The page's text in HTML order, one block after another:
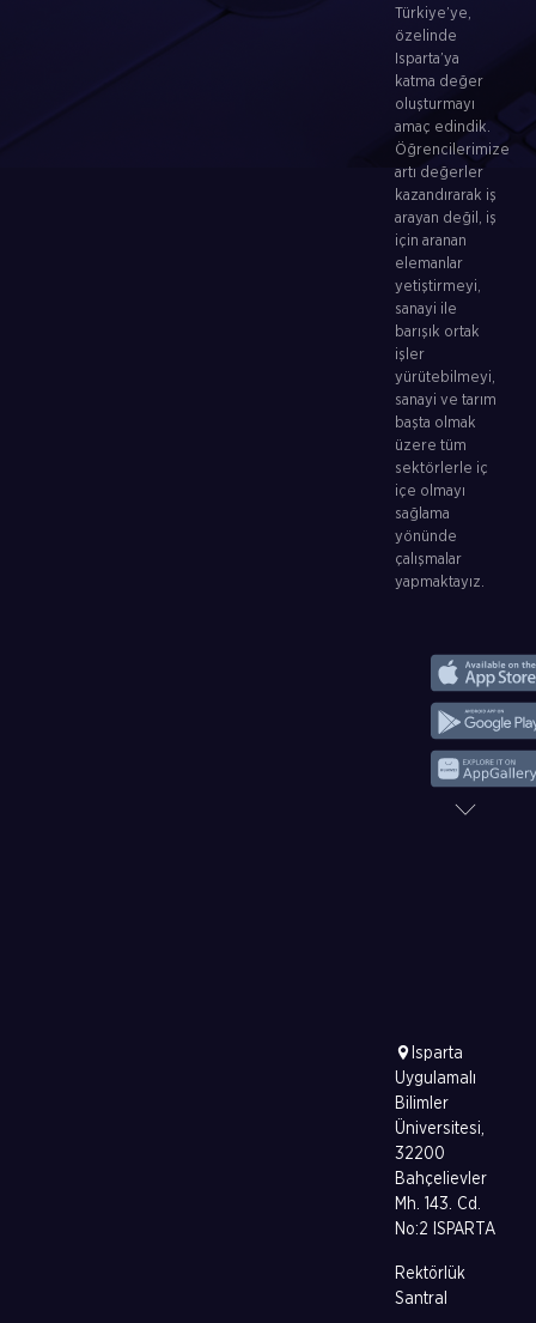
Türkiye’ye,
özelinde
Isparta’ya
katma değer
oluşturmayı
amaç edindik.
Öğrencilerimize
artı değerler
kazandırarak iş
arayan değil, iş
için aranan
elemanlar
yetiştirmeyi,
sanayi ile
barışık ortak
işler
yürütebilmeyi,
sanayi ve tarım
başta olmak
üzere tüm
sektörlerle iç
içe olmayı
sağlama
yönünde
çalışmalar
yapmaktayız.
Isparta
Uygulamalı
Bilimler
Üniversitesi,
32200
Bahçelievler
Mh. 143. Cd.
No:2 ISPARTA
Rektörlük
Santral